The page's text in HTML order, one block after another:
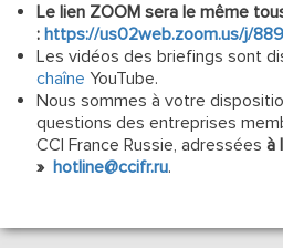
Le lien ZOOM sera le même
: https://us02web.zoom.us/j/
Les vidéos des briefings sont
chaîne YouTube.
Nous sommes à votre
questions des entreprises
CCI France Russie, adressées à
» hotline@ccifr.ru.